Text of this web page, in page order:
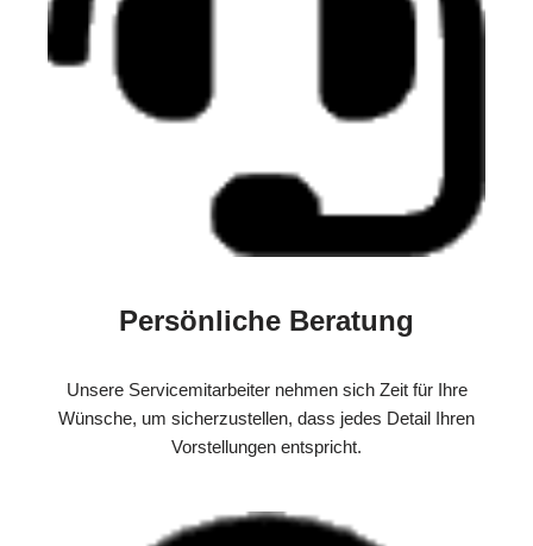
Persönliche Beratung
Unsere Servicemitarbeiter nehmen sich Zeit für Ihre
Wünsche, um sicherzustellen, dass jedes Detail Ihren
Vorstellungen entspricht.